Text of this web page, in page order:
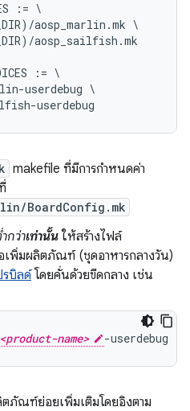
:= \
:= \
makefile ที่มีการกำหนดค่า
BoardConfig.mk
กว่าเท่านั้น ให้สร้างไฟล์
เพิ่มผลิตภัณฑ์ (ชุดอาหารกลางวัน)
บิลด์โดยคั่นด้วยขีดกลาง เช่น
<product-name>
ภัณฑ์ย่อยเพิ่มเติมโดยอิงตาม